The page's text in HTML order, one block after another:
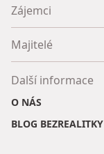
Zájemci
Majitelé
Další informace
O NÁS
BLOG BEZREALITKY